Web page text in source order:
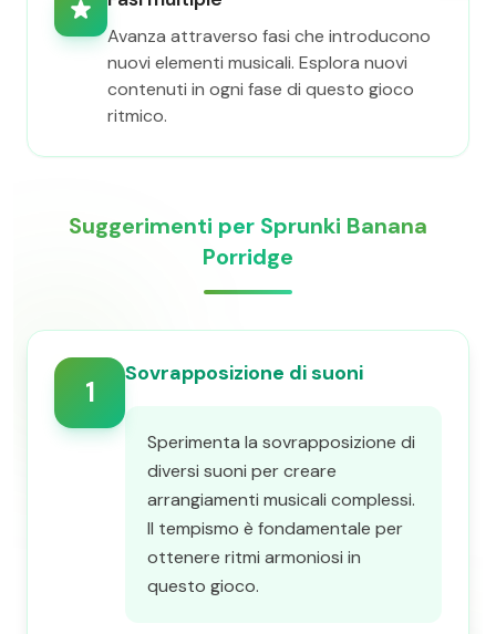
Avanza attraverso fasi che introducono
nuovi elementi musicali. Esplora nuovi
contenuti in ogni fase di questo gioco
ritmico.
Suggerimenti per Sprunki Banana
Porridge
1
Sovrapposizione di suoni
Sperimenta la sovrapposizione di
diversi suoni per creare
arrangiamenti musicali complessi.
Il tempismo è fondamentale per
ottenere ritmi armoniosi in
questo gioco.